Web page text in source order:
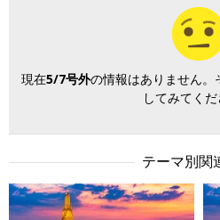
現在5/7号外の情報はありません。
してみてくだ
テーマ別関